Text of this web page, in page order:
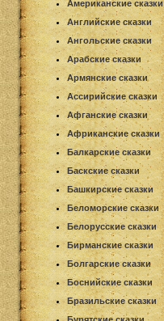
Американские сказки
Английские сказки
Ангольские сказки
Арабские сказки
Армянские сказки
Ассирийские сказки
Афганские сказки
Африканские сказки
Балкарские сказки
Баскские сказки
Башкирские сказки
Беломорские сказки
Белорусские сказки
Бирманские сказки
Болгарские сказки
Боснийские сказки
Бразильские сказки